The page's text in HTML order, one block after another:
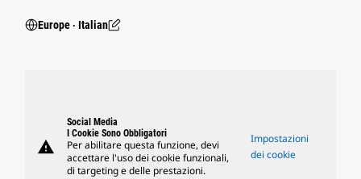
Europe ‧ Italian
warning
Social Media
I Cookie Sono Obbligatori
Per abilitare questa funzione, devi
accettare l'uso dei cookie funzionali,
di targeting e delle prestazioni.
Impostazioni
dei cookie